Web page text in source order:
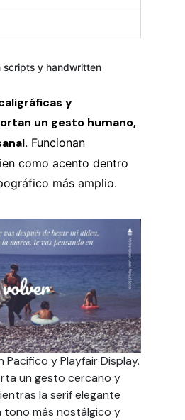
scripts y handwritten
y
un gesto humano,
Funcionan
como acento dentro
más amplio.
Pacifico y Playfair Display.
un gesto cercano y
la serif elegante
tono más nostálgico y